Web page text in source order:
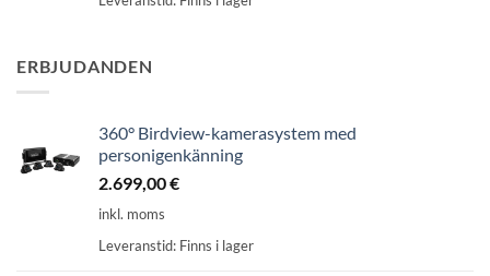
ERBJUDANDEN
360° Birdview-kamerasystem med
personigenkänning
2.699,00€
inkl. moms
Leveranstid: Finns i lager